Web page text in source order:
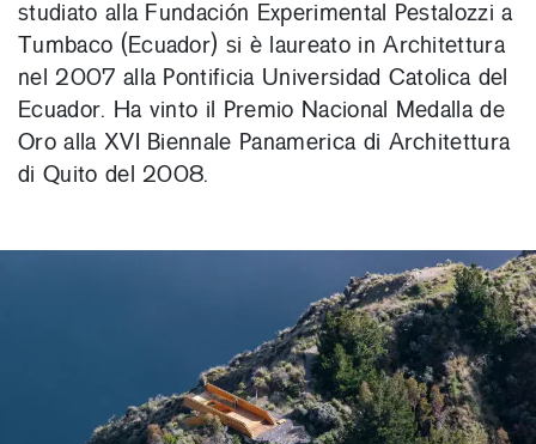
studiato alla Fundación Experimental Pestalozzi a
Tumbaco (Ecuador) si è laureato in Architettura
nel 2007 alla Pontificia Universidad Catolica del
Ecuador. Ha vinto il Premio Nacional Medalla de
Oro alla XVI Biennale Panamerica di Architettura
di Quito del 2008.